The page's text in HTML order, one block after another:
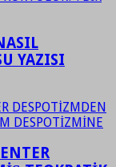
YAZISI